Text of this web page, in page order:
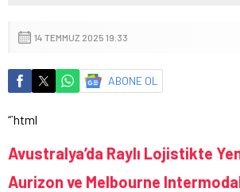
14 TEMMUZ 2025 19:33
ABONE OL
“`html
Avustralya’da Raylı Lojistikte
Aurizon ve Melbourne